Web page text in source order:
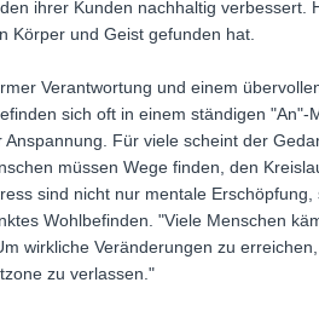
ihrer Kunden nachhaltig verbessert.
Körper und Geist gefunden hat.
Verantwortung und einem
sich oft in einem ständigen
Für viele scheint der
müssen Wege finden, den
sind nicht nur mentale
Wohlbefinden. "Viele Menschen
wirkliche Veränderungen zu
zu verlassen."